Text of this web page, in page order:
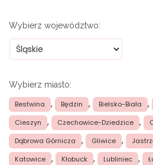
Wybierz województwo:
Wybierz miasto:
Bestwina , Będzin , Bielsko-Biała ,
Cieszyn , Czechowice-Dziedzice ,
Dąbrowa Górnicza , Gliwice ,
Katowice , Kłobuck , Lubliniec ,